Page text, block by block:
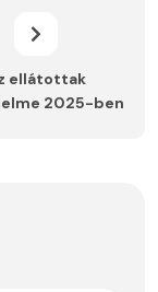
ellátottak
2025-ben